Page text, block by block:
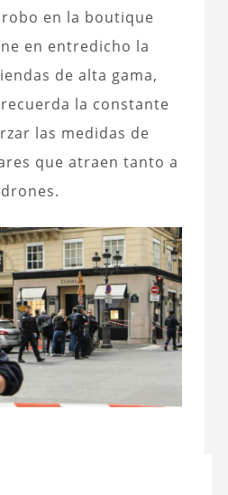
en la boutique
en entredicho la
de alta gama,
la constante
las medidas de
que atraen tanto a